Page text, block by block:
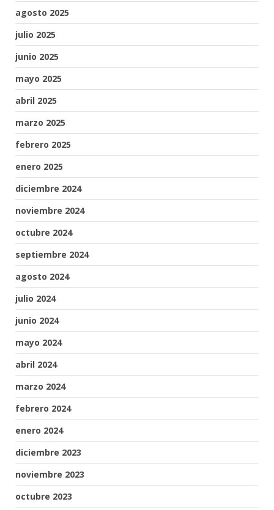
agosto 2025
julio 2025
junio 2025
mayo 2025
abril 2025
marzo 2025
febrero 2025
enero 2025
diciembre 2024
noviembre 2024
octubre 2024
septiembre 2024
agosto 2024
julio 2024
junio 2024
mayo 2024
abril 2024
marzo 2024
febrero 2024
enero 2024
diciembre 2023
noviembre 2023
octubre 2023